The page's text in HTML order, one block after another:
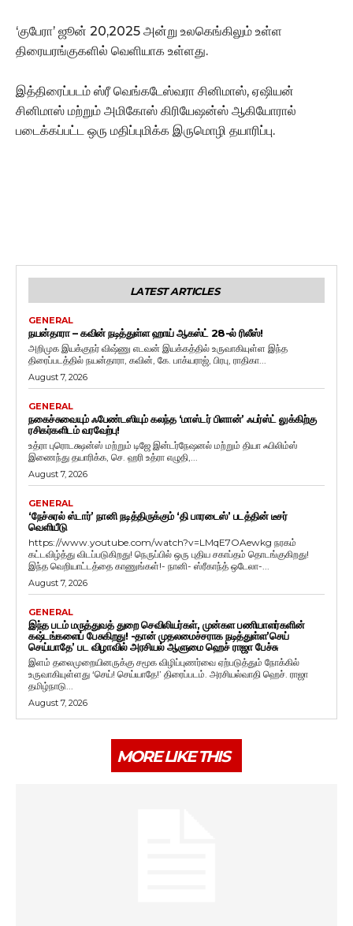
‘குபேரா’ ஜூன் 20,2025 அன்று உலகெங்கிலும் உள்ள
திரையரங்குகளில் வெளியாக உள்ளது.
இத்திரைப்படம் ஸ்ரீ வெங்கடேஸ்வரா சினிமாஸ், ஏஷியன்
சினிமாஸ் மற்றும் அமிகோஸ் கிரியேஷன்ஸ் ஆகியோரால்
படைக்கப்பட்ட ஒரு மதிப்புமிக்க இருமொழி தயாரிப்பு.
LATEST ARTICLES
GENERAL
நயன்தாரா – கவின் நடித்துள்ள ஹாய் ஆகஸ்ட் 28-ல் ரிலீஸ்!
அறிமுக இயக்குநர் விஷ்ணு எடவன் இயக்கத்தில் உருவாகியுள்ள இந்த
திரைப்படத்தில் நயன்தாரா, கவின், கே. பாக்யராஜ், பிரபு, ராதிகா...
August 7, 2026
GENERAL
நகைச்சுவையும் ஃபேண்டஸியும் கலந்த ‘மாஸ்டர் பிளான்’ ஃபர்ஸ்ட் லுக்கிற்கு
ரசிகர்களிடம் வரவேற்பு!
உத்ரா புரொடக்ஷன்ஸ் மற்றும் டிஜே இன்டர்நேஷனல் மற்றும் தியா ஃபிலிம்ஸ்
இணைந்து தயாரிக்க, செ. ஹரி உத்ரா எழுதி,...
August 7, 2026
GENERAL
‘நேச்சுரல் ஸ்டார்’ நானி நடித்திருக்கும் ‘தி பாரடைஸ்’ படத்தின் டீசர்
வெளியீடு
https://www.youtube.com/watch?v=LMqE7OAewkg நரகம்
கட்டவிழ்த்து விடப்படுகிறது! நெருப்பில் ஒரு புதிய சகாப்தம் தொடங்குகிறது!
இந்த வெறியாட்டத்தை காணுங்கள்!- நானி- ஸ்ரீகாந்த் ஒடேலா-...
August 7, 2026
GENERAL
இந்த படம் மருத்துவத் துறை செவிலியர்கள், முன்கள பணியாளர்களின்
கஷ்டங்களைப் பேசுகிறது! -தான் முதலமைச்சராக நடித்துள்ள’செய்
செய்யாதே’ பட விழாவில் அரசியல் ஆளுமை ஹெச் ராஜா பேச்சு
இளம் தலைமுறையினருக்கு சமூக விழிப்புணர்வை ஏற்படுத்தும் நோக்கில்
உருவாகியுள்ளது ‘செய்! செய்யாதே!’ திரைப்படம். அரசியல்வாதி ஹெச். ராஜா
தமிழ்நாடு...
August 7, 2026
MORE LIKE THIS